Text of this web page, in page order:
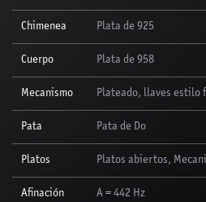
Chimenea Plata de 925
Cuerpo Plata de 958
Mecanismo Plateado, llaves estilo
Pata Pata de Do
Platos Platos abiertos,
Afinación A = 442 Hz